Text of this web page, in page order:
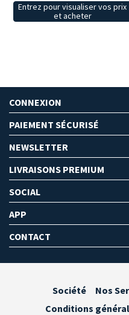
Entrez pour visualiser vos prix
et acheter
CONNEXION
PAIEMENT SÉCURISÉ
NEWSLETTER
LIVRAISONS PREMIUM
SOCIAL
APP
CONTACT
Société Nos
Conditions